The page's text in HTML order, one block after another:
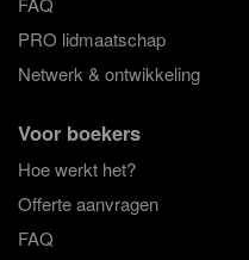
PRO lidmaatschap
Netwerk & ontwikkeling
Voor boekers
Hoe werkt het?
Offerte aanvragen
FAQ